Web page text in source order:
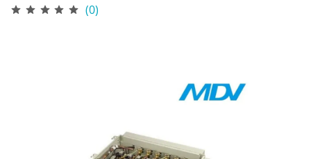
(0)